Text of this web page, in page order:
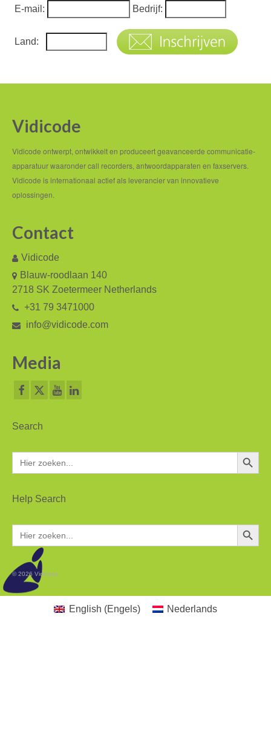
E-mail: Bedrijf:
Land:
Vidicode
Vidicode ontwerpt, ontwikkelt en produceert geavanceerde communicatie-
apparatuur waaronder call recorders, antwoordapparaten en faxservers.
Vidicode is internationaal actief als leverancier van innovatieve
oplossingen.
Contact
Vidicode
Blauw-roodlaan 140
2718 SK Zoetermeer Netherlands
+31 79 3471000
info@vidicode.com
Media
Search
Zoek
naar:
Help Search
Zoek
naar:
© 2026 Vidicode
English (Engels) Nederlands